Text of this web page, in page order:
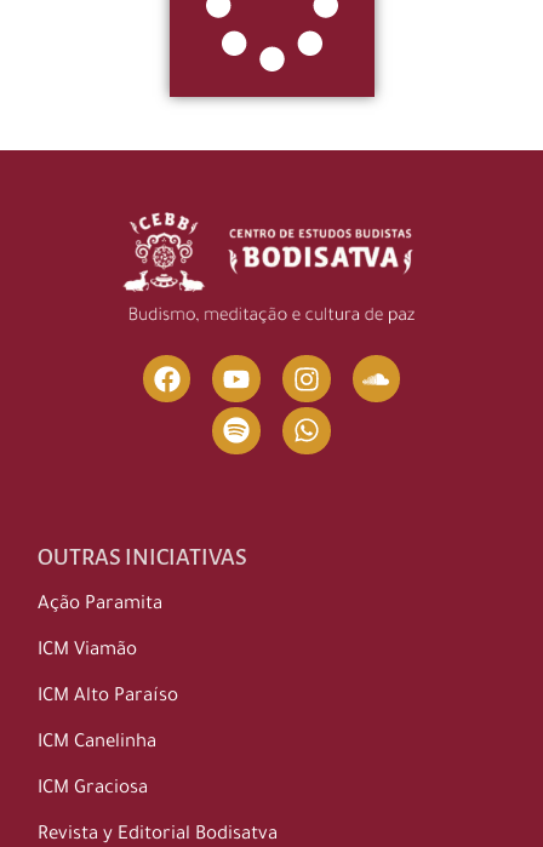
OUTRAS INICIATIVAS
Ação Paramita
ICM Viamão
ICM Alto Paraíso
ICM Canelinha
ICM Graciosa
Revista y Editorial Bodisatva